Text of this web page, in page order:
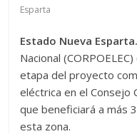
Esparta
Estado Nueva
Nacional
etapa del proyecto
eléctrica en el Consejo
que beneficiará a más
esta zona.